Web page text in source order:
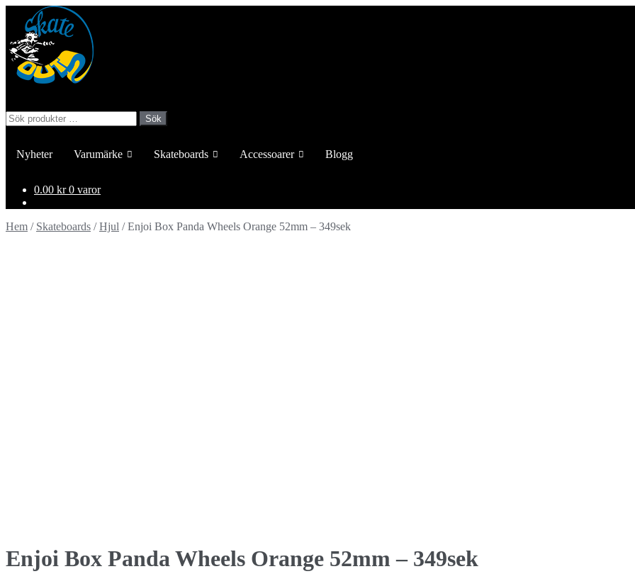
navigering
innehåll
Sök
efter:
Sök
Nyheter Varumärke Skateboards Accessoarer Blogg
0.00 kr 0 varor
Hem / Skateboards /Hjul /Enjoi Box Panda Wheels Orange 52mm – 349sek
Enjoi Box Panda Wheels Orange 52mm – 349sek